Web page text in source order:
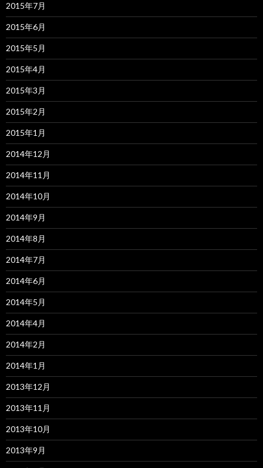
2015年7月
2015年6月
2015年5月
2015年4月
2015年3月
2015年2月
2015年1月
2014年12月
2014年11月
2014年10月
2014年9月
2014年8月
2014年7月
2014年6月
2014年5月
2014年4月
2014年2月
2014年1月
2013年12月
2013年11月
2013年10月
2013年9月